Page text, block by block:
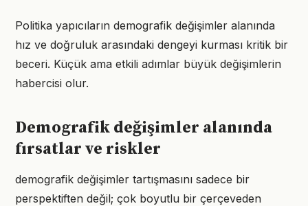
Politika yapıcıların demografik değişimler alanında
hız ve doğruluk arasındaki dengeyi kurması kritik bir
beceri. Küçük ama etkili adımlar büyük değişimlerin
habercisi olur.
Demografik değişimler alanında
fırsatlar ve riskler
demografik değişimler tartışmasını sadece bir
perspektiften değil; çok boyutlu bir çerçeveden